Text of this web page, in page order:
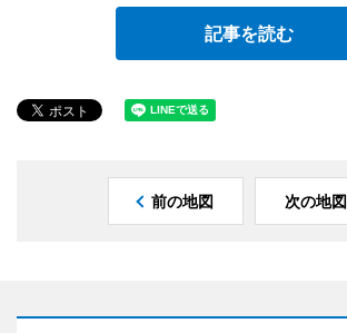
記事を読む
前の地図 次の地図